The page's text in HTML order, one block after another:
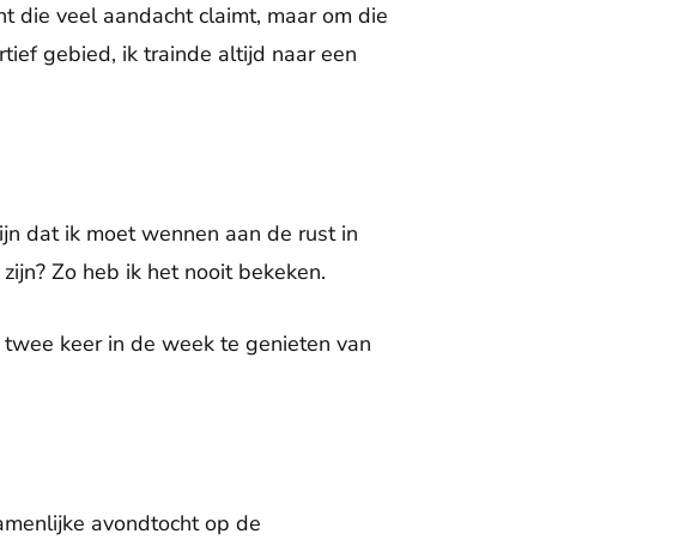
die veel aandacht claimt, maar om die
gebied, ik trainde altijd naar een
dat ik moet wennen aan de rust in
Zo heb ik het nooit bekeken.
keer in de week te genieten van
avondtocht op de